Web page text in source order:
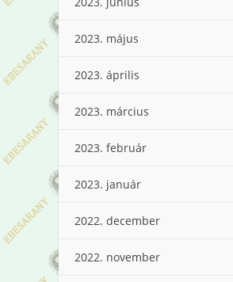
2023. május
2023. április
2023. március
2023. február
2023. január
2022. december
2022. november